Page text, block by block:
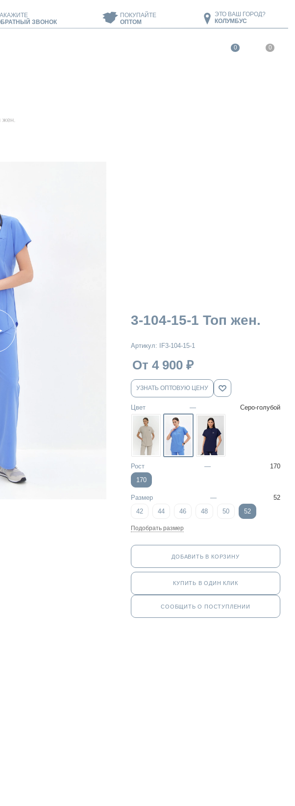
ЗВОНОК
ПОКУПАЙТЕ
ОПТОМ
ЭТО ВАШ ГОРОД?
КОЛУМБУС
0 0
жен.
3-104-15-1 Топ жен.
Артикул: IF3-104-15-1
От 4 900 ₽
УЗНАТЬ ОПТОВУЮ ЦЕНУ
Цвет — Серо-голубой
Рост —
170
170
Размер —
52
42
44 46 48 50 52
Подобрать размер
ДОБАВИТЬ В КОРЗИНУ
КУПИТЬ В ОДИН КЛИК
СООБЩИТЬ О ПОСТУПЛЕНИИ